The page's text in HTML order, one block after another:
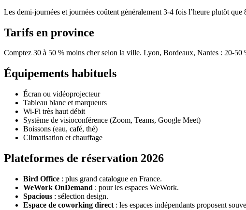
Les demi-journées et journées coûtent généralement 3-4 fois l’heure plutôt que
Tarifs en province
Comptez 30 à 50 % moins cher selon la ville. Lyon, Bordeaux, Nantes : 20-50
Équipements habituels
Écran ou vidéoprojecteur
Tableau blanc et marqueurs
Wi-Fi très haut débit
Système de visioconférence (Zoom, Teams, Google Meet)
Boissons (eau, café, thé)
Climatisation et chauffage
Plateformes de réservation 2026
Bird Office : plus grand catalogue en France.
WeWork OnDemand : pour les espaces WeWork.
Spacious : sélection design.
Espace de coworking direct : les espaces indépendants proposent